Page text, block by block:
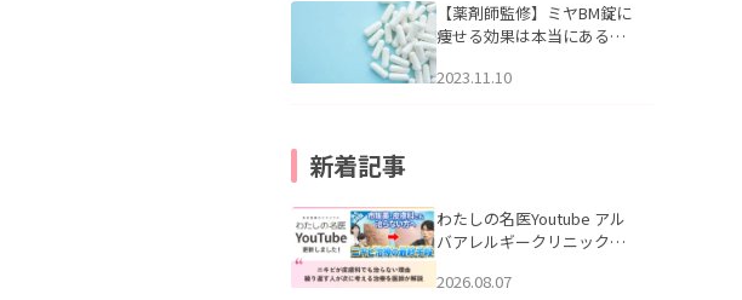
【薬剤師監修】ミヤBM錠に
痩せる効果は本当にある
2023.11.10
新着記事
わたしの名医Youtube アル
バアレルギークリニック札
らない理由｜繰り返す人が
2026.08.07